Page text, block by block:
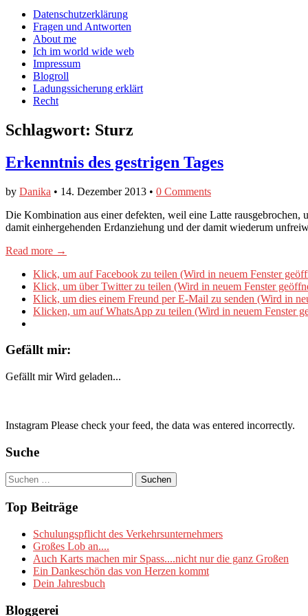
Facebook
anzeigen
Twitter
anzeigen
auf
Instagram
anzeigen
Main
menu
Skip
content
Datenschutzerklärung
Fragen und Antworten
About me
Ich im world wide web
Impressum
Blogroll
Ladungssicherung erklärt
Recht
Schlagwort: Sturz
Erkenntnis des gestrigen Tages
by Danika • 14. Dezember 2013 • 0 Comments
Die Kombination aus einer defekten, weil eine Latte rausgebrochen,
damit einhergehenden Erdanziehung und der damit wiederum
Read more →
Klick, um auf Facebook zu teilen (Wird in neuem Fenster
Klick, um über Twitter zu teilen (Wird in neuem Fenster
Klick, um dies einem Freund per E-Mail zu senden (Wird in
Klicken, um auf WhatsApp zu teilen (Wird in neuem Fenster
Gefällt mir:
Gefällt mir Wird geladen...
Instagram Please check your feed, the data was entered incorrectly.
Suche
Suchen
nach:
Top Beiträge
Schulungspflicht des Verkehrsunternehmers
Großes Lob an....
Auch Karts machen mir Spass....nicht nur die ganz Großen
Ein Dankeschön das von Herzen kommt
Dein Jahresbuch
Bloggerei